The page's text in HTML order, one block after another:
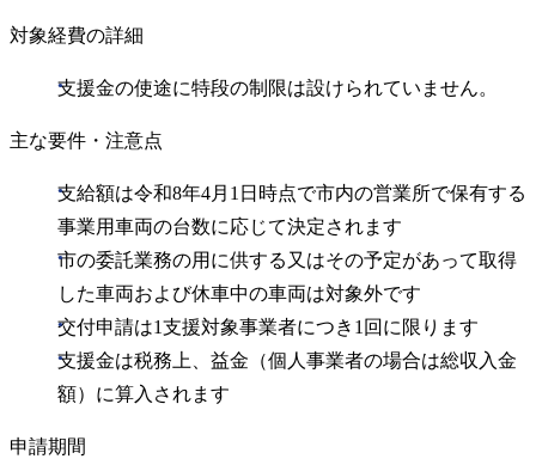
対象経費の詳細
支援金の使途に特段の制限は設けられていません。
主な要件・注意点
支給額は令和8年4月1日時点で市内の営業所で保有する
事業用車両の台数に応じて決定されます
市の委託業務の用に供する又はその予定があって取得
した車両および休車中の車両は対象外です
交付申請は1支援対象事業者につき1回に限ります
支援金は税務上、益金（個人事業者の場合は総収入金
額）に算入されます
申請期間